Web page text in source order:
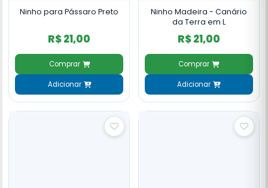
Ninho para Pássaro Preto
R$ 21,00
Comprar
Adicionar
Ninho Madeira - Canário
da Terra em L
R$ 21,00
Comprar
Adicionar